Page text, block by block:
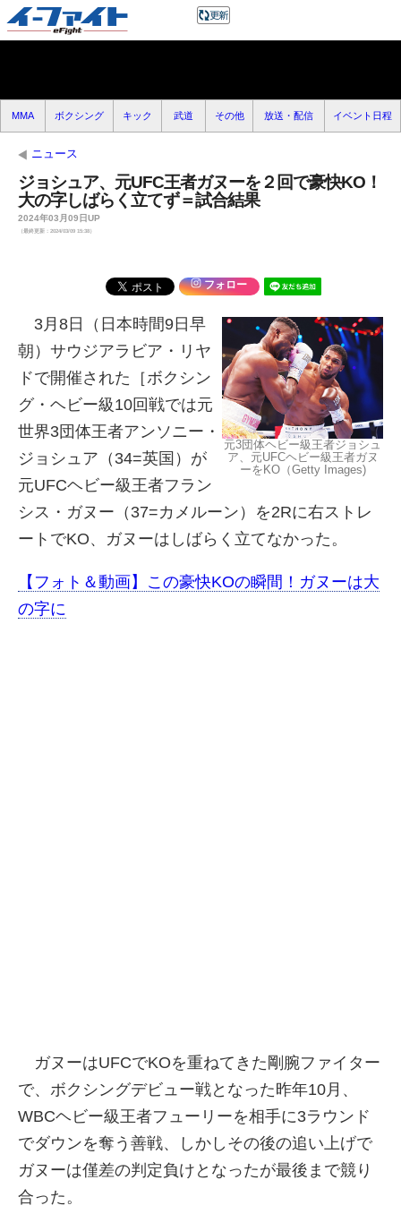
MMA ボクシング キック 武道 その他 放送・配信 イベント日程
ニュース
ジョシュア、元UFC王者ガヌーを２回で豪快KO！
大の字しばらく立てず＝試合結果
2024年03月09日UP
（最終更新：2024/03/09 15:38）
フォロー
元3団体ヘビー級王者ジョシュ
ア、元UFCヘビー級王者ガヌ
ーをKO（Getty Images)
3月8日（日本時間9日早
朝）サウジアラビア・リヤ
ドで開催された［ボクシン
グ・ヘビー級10回戦では元
世界3団体王者アンソニー・
ジョシュア（34=英国）が
元UFCヘビー級王者フラン
シス・ガヌー（37=カメルーン）を2Rに右ストレ
ートでKO、ガヌーはしばらく立てなかった。
【フォト＆動画】この豪快KOの瞬間！ガヌーは大
の字に
ガヌーはUFCでKOを重ねてきた剛腕ファイター
で、ボクシングデビュー戦となった昨年10月、
WBCヘビー級王者フューリーを相手に3ラウンド
でダウンを奪う善戦、しかしその後の追い上げで
ガヌーは僅差の判定負けとなったが最後まで競り
合った。